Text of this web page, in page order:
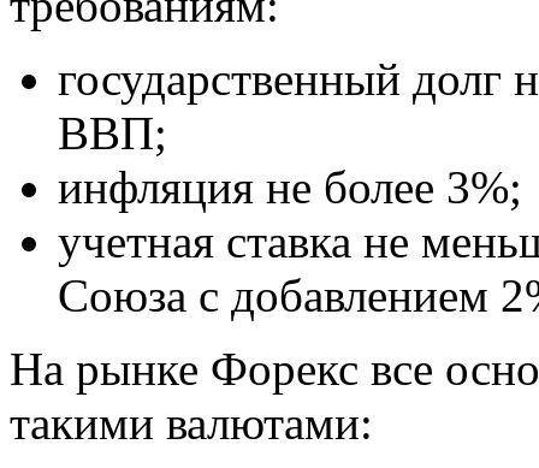
государственный долг
ВВП;
инфляция не более 3%;
учетная ставка не
Союза с добавлением
На рынке Форекс все
такими валютами: